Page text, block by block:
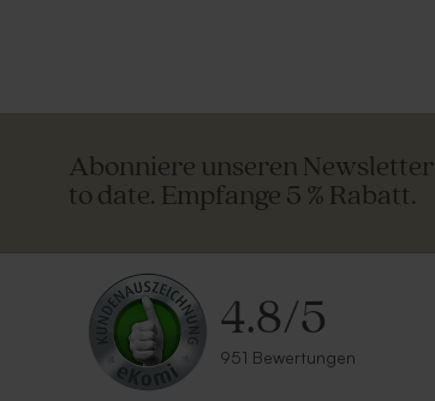
Gastgeschenk eigenes Design 'Flaschi'
mit Text | Flaschenöffner
Abonniere unseren
to date. Empfange 5 % Rabatt.
4.8/5
951 Bewertungen